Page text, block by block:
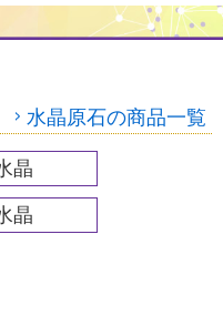
水晶原石の商品一覧
晶
晶